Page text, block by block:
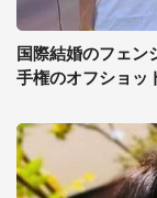
国際結婚のフェン
手権のオフショッ